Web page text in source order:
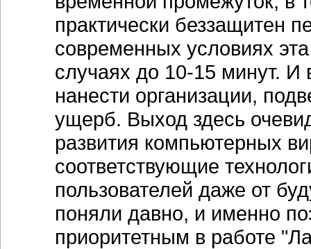
практически беззащитен
современных условиях
случаях до 10-15 минут. И
нанести организации,
ущерб. Выход здесь
развития компьютерных
соответствующие
пользователей даже от
поняли давно, и именно
приоритетным в работе